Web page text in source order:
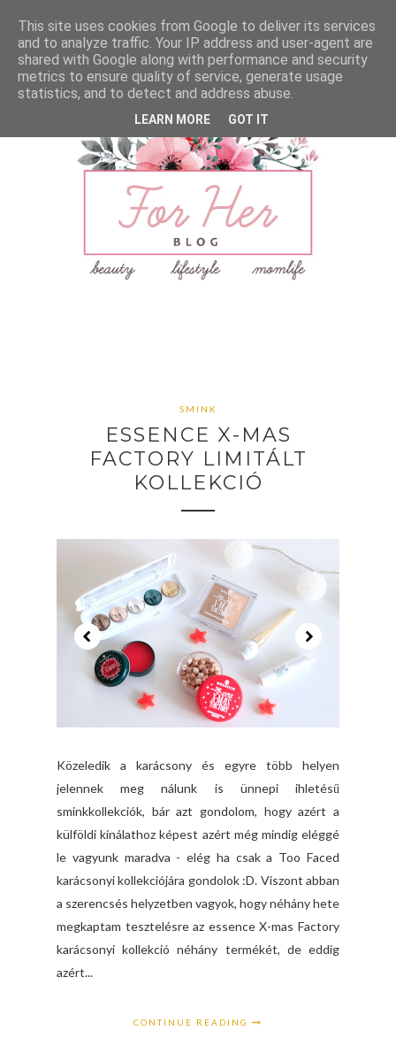
SMINK
ESSENCE X-MAS
FACTORY LIMITÁLT
KOLLEKCIÓ
Közeledik a karácsony és egyre több helyen
jelennek meg nálunk is ünnepi ihletésű
sminkkollekciók, bár azt gondolom, hogy azért a
külföldi kínálathoz képest azért még mindig eléggé
le vagyunk maradva - elég ha csak a Too Faced
karácsonyi kollekciójára gondolok :D. Viszont abban
a szerencsés helyzetben vagyok, hogy néhány hete
megkaptam tesztelésre az essence X-mas Factory
karácsonyi kollekció néhány termékét, de eddig
azért...
CONTINUE READING
This site uses cookies from Google to deliver its services
and to analyze traffic. Your IP address and user-agent are
shared with Google along with performance and security
metrics to ensure quality of service, generate usage
statistics, and to detect and address abuse.
LEARN MORE GOT IT